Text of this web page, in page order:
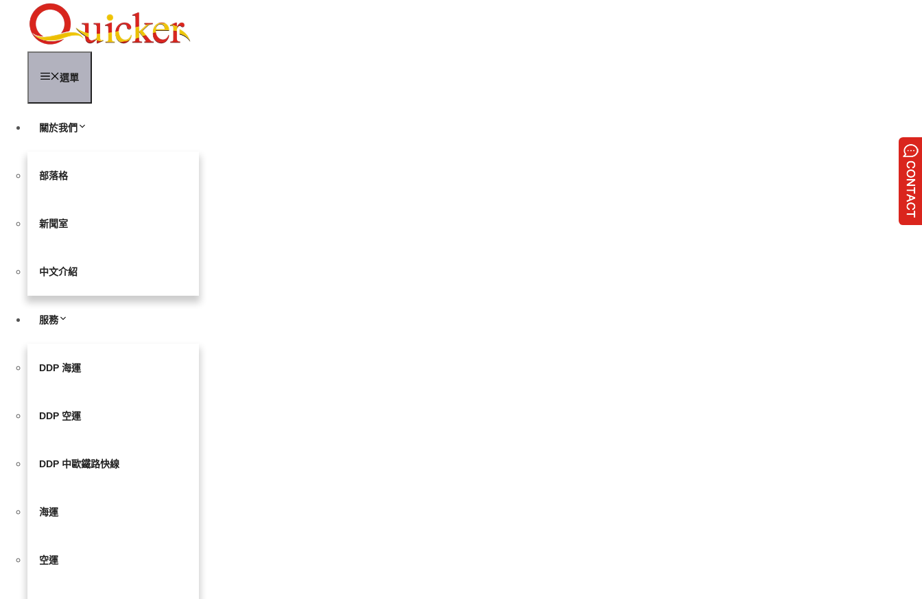
選單
關於我們
部落格
新聞室
中文介紹
服務
DDP 海運
DDP 空運
DDP 中歐鐵路快線
海運
空運